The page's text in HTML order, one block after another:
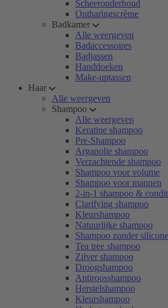
Scheeronderhoud
Ontharingscrème
Badkamer
Alle weergeven
Badaccessoires
Badjassen
Handdoeken
Make-uptassen
Haar
Alle weergeven
Shampoo
Alle weergeven
Keratine shampoo
Pre-Shampoo
Arganolie shampoo
Verzachtende shampoo
Shampoo voor volume
Shampoo voor mannen
2-in-1 shampoo &
Clarifying shampoo
Kleurshampoo
Natuurlijke shampoo
Shampoo zonder
Tea tree shampoo
Zilver shampoo
Droogshampoo
Antiroosshampoo
Herstelshampoo
Kleurshampoo